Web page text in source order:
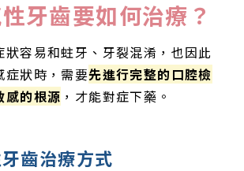
牙齒要如何治療？
狀容易和蛀牙、牙裂混淆，也因此
症狀時，需要先進行完整的口腔檢
感的根源 ，才能對症下藥。
齒治療方式